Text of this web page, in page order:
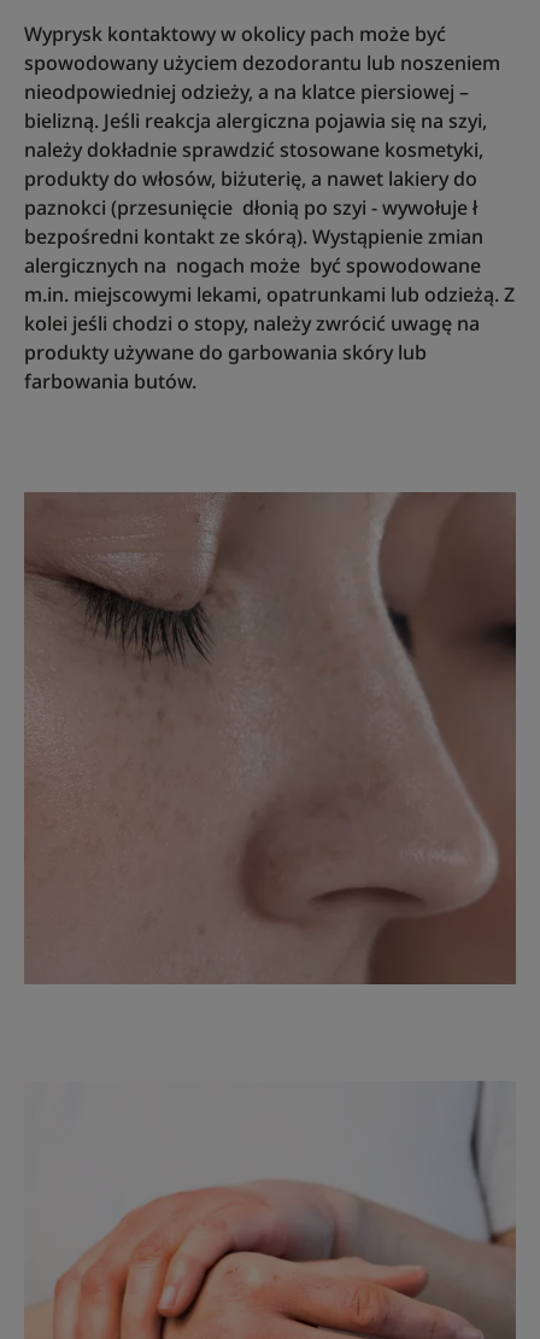
Wyprysk kontaktowy w okolicy pach może być
spowodowany użyciem dezodorantu lub noszeniem
nieodpowiedniej odzieży, a na klatce piersiowej –
bielizną. Jeśli reakcja alergiczna pojawia się na szyi,
należy dokładnie sprawdzić stosowane kosmetyki,
produkty do włosów, biżuterię, a nawet lakiery do
paznokci (przesunięcie dłonią po szyi - wywołuje ł
bezpośredni kontakt ze skórą). Wystąpienie zmian
alergicznych na nogach może być spowodowane
m.in. miejscowymi lekami, opatrunkami lub odzieżą. Z
kolei jeśli chodzi o stopy, należy zwrócić uwagę na
produkty używane do garbowania skóry lub
farbowania butów.